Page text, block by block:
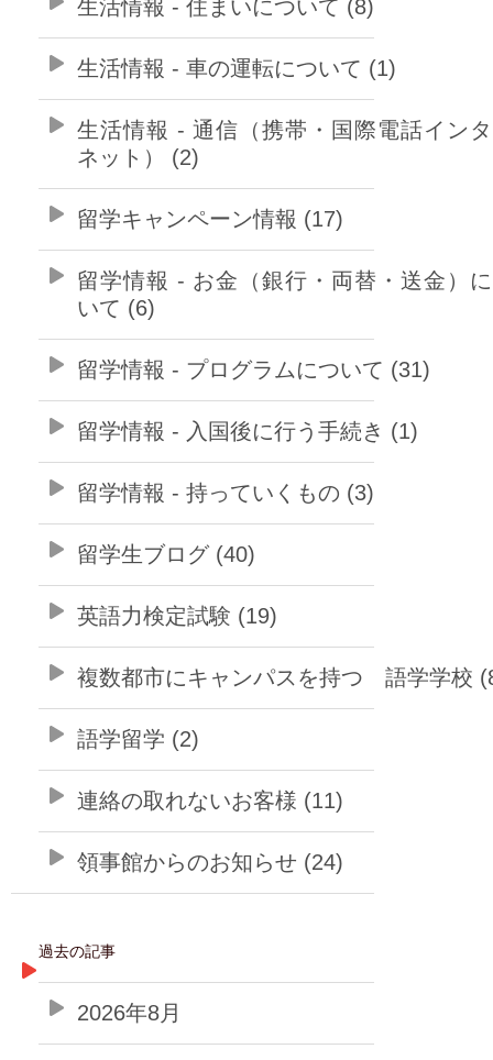
生活情報 - 住まいについて (8)
生活情報 - 車の運転について (1)
生活情報 - 通信（携帯・国際電話イン
ネット） (2)
留学キャンペーン情報 (17)
留学情報 - お金（銀行・両替・送金）
いて (6)
留学情報 - プログラムについて (31)
留学情報 - 入国後に行う手続き (1)
留学情報 - 持っていくもの (3)
留学生ブログ (40)
英語力検定試験 (19)
複数都市にキャンパスを持つ 語学学校
語学留学 (2)
連絡の取れないお客様 (11)
領事館からのお知らせ (24)
過去の記事
2026年8月